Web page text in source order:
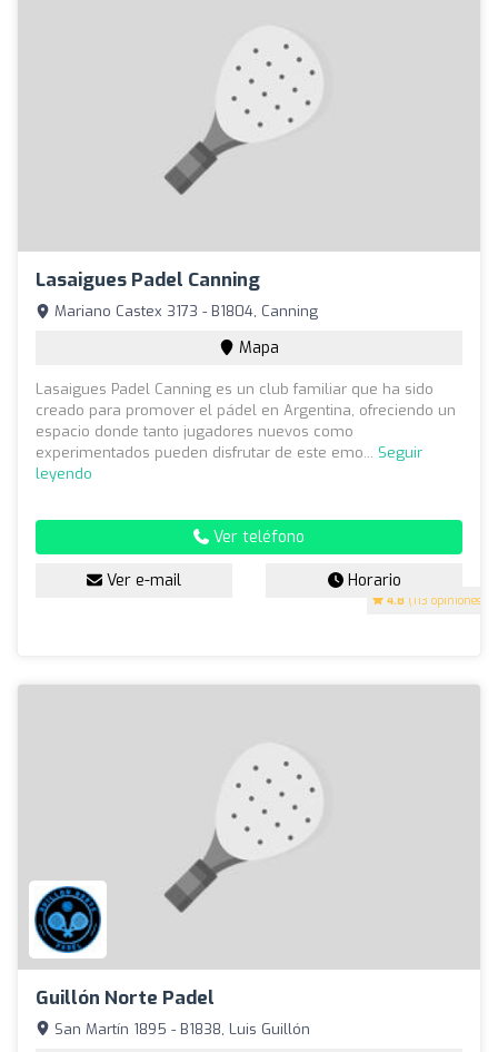
Lasaigues Padel Canning
4.8 (113 opiniones)
Mariano Castex 3173 - B1804, Canning
Mapa
Lasaigues Padel Canning es un club familiar que ha sido
creado para promover el pádel en Argentina, ofreciendo un
espacio donde tanto jugadores nuevos como
experimentados pueden disfrutar de este emo... Seguir
leyendo
Ver teléfono
Ver e-mail Horario
Guillón Norte Padel
San Martín 1895 - B1838, Luis Guillón